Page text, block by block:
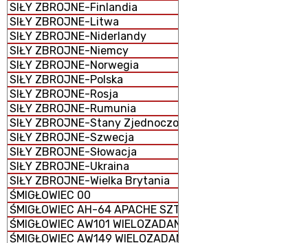
SIŁY ZBROJNE-Finlandia
SIŁY ZBROJNE-Litwa
SIŁY ZBROJNE-Niderlandy
SIŁY ZBROJNE-Niemcy
SIŁY ZBROJNE-Norwegia
SIŁY ZBROJNE-Polska
SIŁY ZBROJNE-Rosja
SIŁY ZBROJNE-Rumunia
SIŁY ZBROJNE-Stany Zjednoczone
SIŁY ZBROJNE-Szwecja
SIŁY ZBROJNE-Słowacja
SIŁY ZBROJNE-Ukraina
SIŁY ZBROJNE-Wielka Brytania
ŚMIGŁOWIEC 00
ŚMIGŁOWIEC AH-64 APACHE SZTURMOWY
ŚMIGŁOWIEC AW101 WIELOZADANIOWY
ŚMIGŁOWIEC AW149 WIELOZADANIOWY